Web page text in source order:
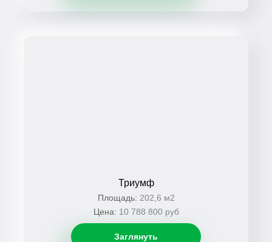
Триумф
Площадь: 202,6 м2
Цена: 10 788 800 руб
Заглянуть